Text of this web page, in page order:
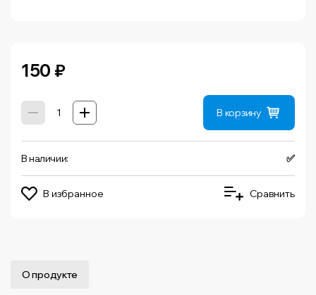
150 ₽
В корзину
В наличии: ✅
В избранное Сравнить
О продукте